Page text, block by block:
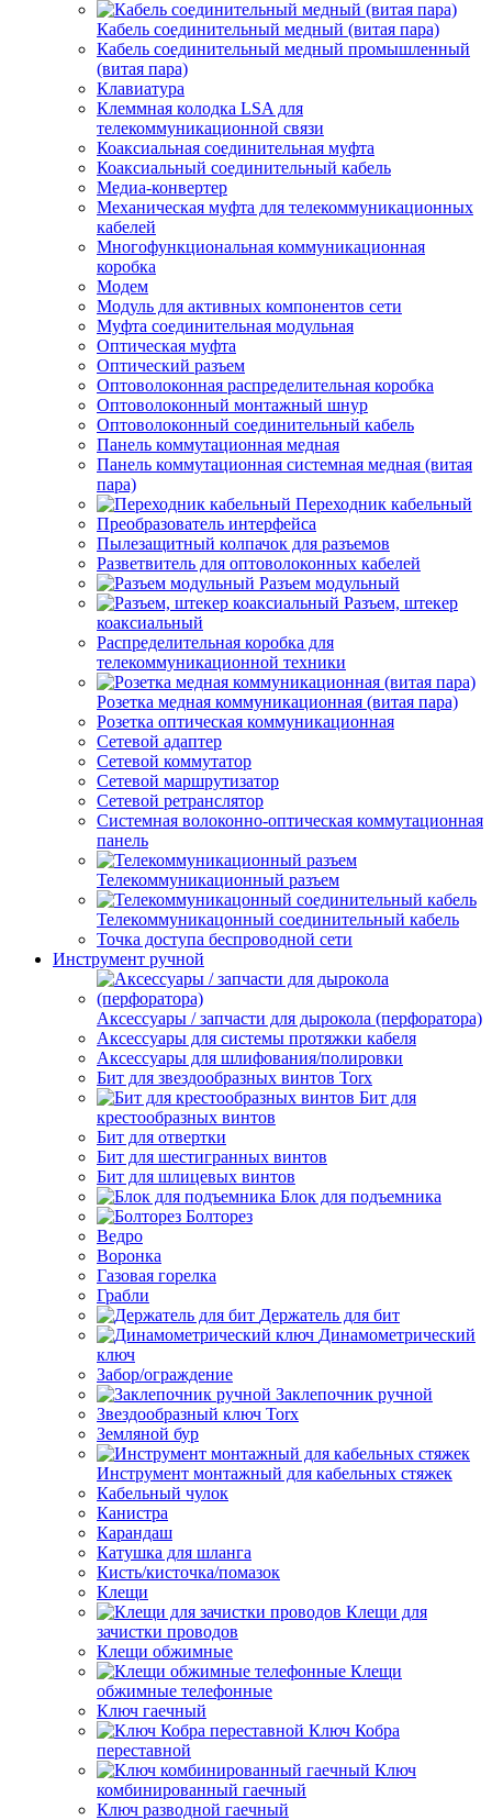
Кабель соединительный медный (витая пара)
Кабель соединительный медный промышленный
(витая пара)
Клавиатура
Клеммная колодка LSA для
телекоммуникационной связи
Коаксиальная соединительная муфта
Коаксиальный соединительный кабель
Медиа-конвертер
Механическая муфта для телекоммуникационных
кабелей
Многофункциональная коммуникационная
коробка
Модем
Модуль для активных компонентов сети
Муфта соединительная модульная
Оптическая муфта
Оптический разъем
Оптоволоконная распределительная коробка
Оптоволоконный монтажный шнур
Оптоволоконный соединительный кабель
Панель коммутационная медная
Панель коммутационная системная медная (витая
пара)
Переходник кабельный
Преобразователь интерфейса
Пылезащитный колпачок для разъемов
Разветвитель для оптоволоконных кабелей
Разъем модульный
Разъем, штекер
коаксиальный
Распределительная коробка для
телекоммуникационной техники
Розетка медная коммуникационная (витая пара)
Розетка оптическая коммуникационная
Сетевой адаптер
Сетевой коммутатор
Сетевой маршрутизатор
Сетевой ретранслятор
Системная волоконно-оптическая коммутационная
панель
Телекоммуникационный разъем
Телекоммуникацонный соединительный кабель
Точка доступа беспроводной сети
Инструмент ручной
Аксессуары / запчасти для дырокола (перфоратора)
Аксессуары для системы протяжки кабеля
Аксессуары для шлифования/полировки
Бит для звездообразных винтов Torx
Бит для
крестообразных винтов
Бит для отвертки
Бит для шестигранных винтов
Бит для шлицевых винтов
Блок для подъемника
Болторез
Ведро
Воронка
Газовая горелка
Грабли
Держатель для бит
Динамометрический
ключ
Забор/ограждение
Заклепочник ручной
Звездообразный ключ Torx
Земляной бур
Инструмент монтажный для кабельных стяжек
Кабельный чулок
Канистра
Карандаш
Катушка для шланга
Кисть/кисточка/помазок
Клещи
Клещи для
зачистки проводов
Клещи обжимные
Клещи
обжимные телефонные
Ключ гаечный
Ключ Кобра
переставной
Ключ
комбинированный гаечный
Ключ разводной гаечный